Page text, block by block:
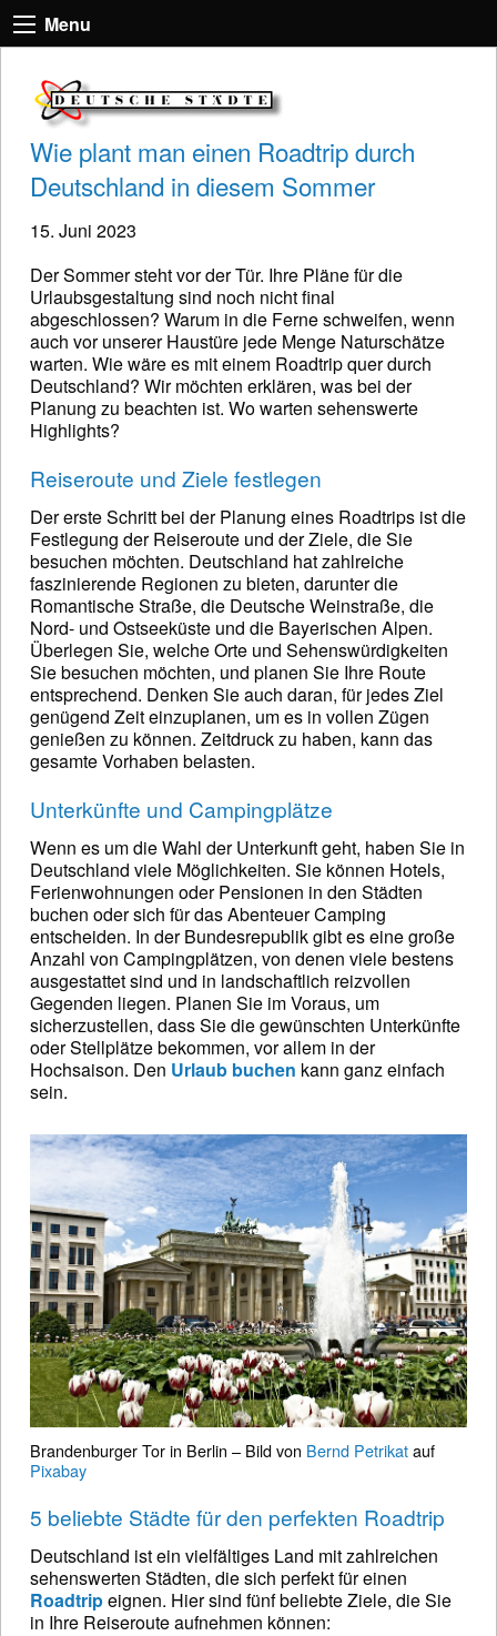
Menu
Wie plant man einen Roadtrip durch
Deutschland in diesem Sommer
15. Juni 2023
Der Sommer steht vor der Tür. Ihre Pläne für die
Urlaubsgestaltung sind noch nicht final
abgeschlossen? Warum in die Ferne schweifen, wenn
auch vor unserer Haustüre jede Menge Naturschätze
warten. Wie wäre es mit einem Roadtrip quer durch
Deutschland? Wir möchten erklären, was bei der
Planung zu beachten ist. Wo warten sehenswerte
Highlights?
Reiseroute und Ziele festlegen
Der erste Schritt bei der Planung eines Roadtrips ist die
Festlegung der Reiseroute und der Ziele, die Sie
besuchen möchten. Deutschland hat zahlreiche
faszinierende Regionen zu bieten, darunter die
Romantische Straße, die Deutsche Weinstraße, die
Nord- und Ostseeküste und die Bayerischen Alpen.
Überlegen Sie, welche Orte und Sehenswürdigkeiten
Sie besuchen möchten, und planen Sie Ihre Route
entsprechend. Denken Sie auch daran, für jedes Ziel
genügend Zeit einzuplanen, um es in vollen Zügen
genießen zu können. Zeitdruck zu haben, kann das
gesamte Vorhaben belasten.
Unterkünfte und Campingplätze
Wenn es um die Wahl der Unterkunft geht, haben Sie in
Deutschland viele Möglichkeiten. Sie können Hotels,
Ferienwohnungen oder Pensionen in den Städten
buchen oder sich für das Abenteuer Camping
entscheiden. In der Bundesrepublik gibt es eine große
Anzahl von Campingplätzen, von denen viele bestens
ausgestattet sind und in landschaftlich reizvollen
Gegenden liegen. Planen Sie im Voraus, um
sicherzustellen, dass Sie die gewünschten Unterkünfte
oder Stellplätze bekommen, vor allem in der
Hochsaison. Den Urlaub buchen kann ganz einfach
sein.
Brandenburger Tor in Berlin – Bild von Bernd Petrikatauf
Pixabay
5 beliebte Städte für den perfekten Roadtrip
Deutschland ist ein vielfältiges Land mit zahlreichen
sehenswerten Städten, die sich perfekt für einen
Roadtripeignen. Hier sind fünf beliebte Ziele, die Sie
in Ihre Reiseroute aufnehmen können: